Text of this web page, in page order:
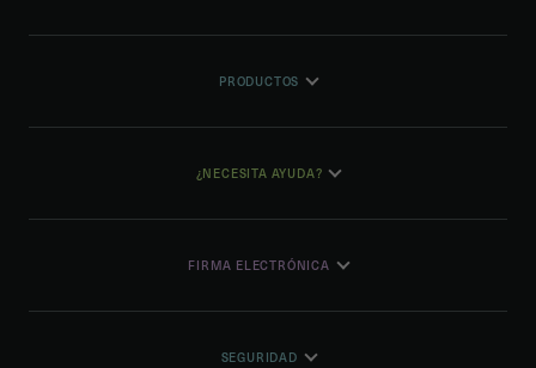
PRODUCTOS
¿NECESITA AYUDA?
FIRMA ELECTRÓNICA
SEGURIDAD